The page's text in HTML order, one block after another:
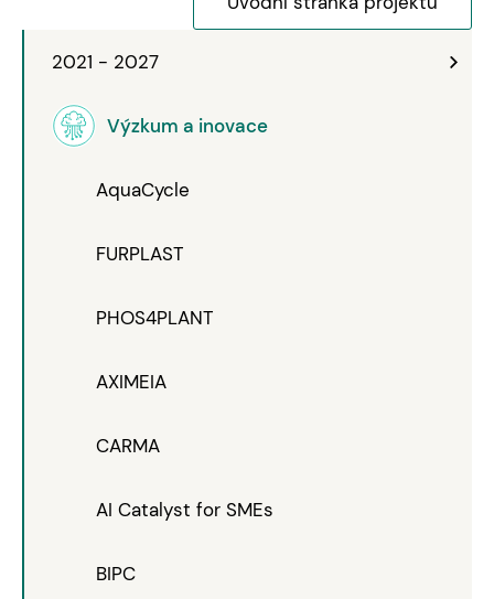
2021 - 2027
Výzkum a inovace
AquaCycle
FURPLAST
PHOS4PLANT
AXIMEIA
CARMA
AI Catalyst for SMEs
BIPC